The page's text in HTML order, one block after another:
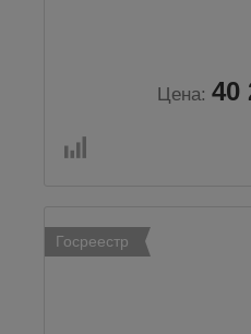
Цена: 40
Госреестр